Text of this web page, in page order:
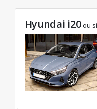
Hyundai i20 ou